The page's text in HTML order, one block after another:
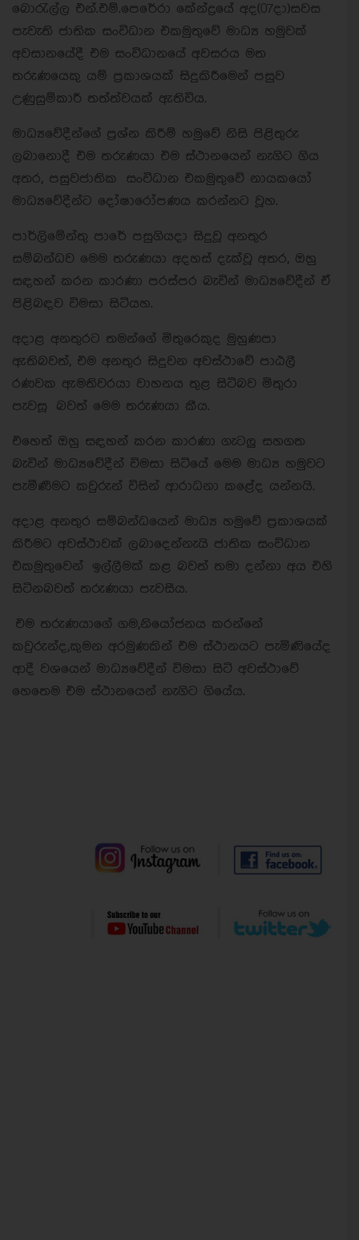
බොරැල්ල එන්.එම්.පෙරේරා කේන්ද්‍රයේ අද(07දා)සවස
පැවැති ජාතික සංවිධාන එකමුතුවේ මාධ්‍ය හමුවක්
අවසානයේදී එම සංවිධානයේ අවසරය මත
තරුණයෙකු යම් ප්‍රකාශයක් සිදුකිරීමෙන් පසුව
උණුසුම්කාරී තත්ත්වයක් ඇතිවිය.
මාධ්‍යවේදීන්ගේ ප්‍රශ්න කිරීම් හමුවේ නිසි පිළිතුරු
ලබානොදී එම තරුණයා එම ස්ථානයෙන් නැගිට ගිය
අතර, පසුවජාතික සංවිධාන එකමුතුවේ නායකයෝ
මාධ්‍යවේදීන්ට දෝෂාරෝපණය කරන්නට වූහ.
පාර්ලිමේන්තු පාරේ පසුගියදා සිදුවූ අනතුර
සම්බන්ධව මෙම තරුණයා අදහස් දැක්වූ අතර, ඔහු
සඳහන් කරන කාරණා පරස්පර බැවින් මාධ්‍යවේදීන් ඒ
පිළිබඳව විමසා සිටියහ.
අදාළ අනතුරට තමන්ගේ මිතුරෙකුද මුහුණපා
ඇතිබවත්, එම අනතුර සිදුවන අවස්ථාවේ පාඨලී
රණවක ඇමතිවරයා වාහනය තුළ සිටිබව මිතුරා
පැවසූ බවත් මෙම තරුණයා කීය.
එහෙත් ඔහු සඳහන් කරන කාරණා ගැටලු සහගත
බැවින් මාධ්‍යවේදීන් විමසා සිටියේ මෙම මාධ්‍ය හමුවට
පැමීණීමට කවුරුන් විසින් ආරාධනා කළේද යන්නයි.
අදාළ අනතුර සම්බන්ධයෙන් මාධ්‍ය හමුවේ ප්‍රකාශයක්
කිරීමට අවස්ථාවක් ලබාදෙන්නැයි ජාතික සංවිධාන
එකමුතුවෙන් ඉල්ලීමක් කළ බවත් තමා දන්නා අය එහි
සිටිනබවත් තරුණයා පැවසීය.
එම තරුණයාගේ ගම,නියෝජනය කරන්නේ
කවුරුන්ද,කුමන අරමුණකින් එම ස්ථානයට පැමිණියේද
ආදී වශයෙන් මාධ්‍යවේදීන් විමසා සිටි අවස්ථාවේ
හෙතෙම එම ස්ථානයෙන් නැගිට ගියේය.